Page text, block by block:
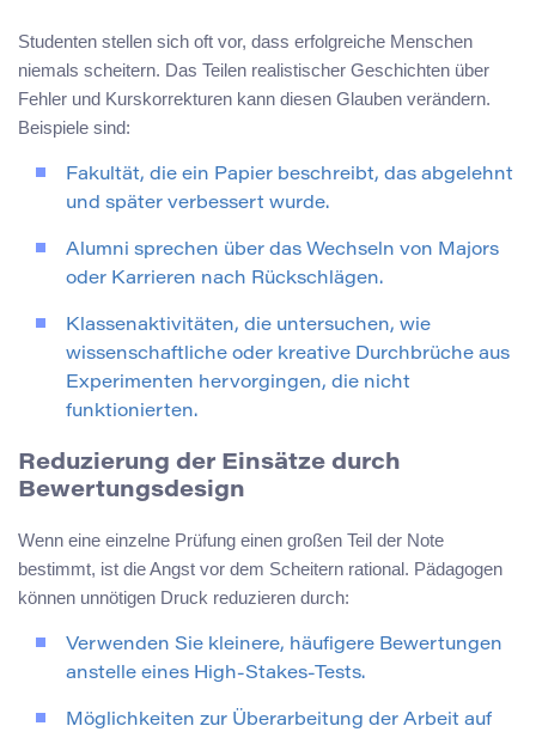
Studenten stellen sich oft vor, dass erfolgreiche Menschen
niemals scheitern. Das Teilen realistischer Geschichten über
Fehler und Kurskorrekturen kann diesen Glauben verändern.
Beispiele sind:
Fakultät, die ein Papier beschreibt, das abgelehnt
und später verbessert wurde.
Alumni sprechen über das Wechseln von Majors
oder Karrieren nach Rückschlägen.
Klassenaktivitäten, die untersuchen, wie
wissenschaftliche oder kreative Durchbrüche aus
Experimenten hervorgingen, die nicht
funktionierten.
Reduzierung der Einsätze durch
Bewertungsdesign
Wenn eine einzelne Prüfung einen großen Teil der Note
bestimmt, ist die Angst vor dem Scheitern rational. Pädagogen
können unnötigen Druck reduzieren durch:
Verwenden Sie kleinere, häufigere Bewertungen
anstelle eines High-Stakes-Tests.
Möglichkeiten zur Überarbeitung der Arbeit auf